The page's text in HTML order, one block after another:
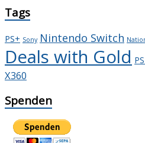
Tags
PS+ Sony Nintendo Switch
Deals with Gold
X360
Spenden